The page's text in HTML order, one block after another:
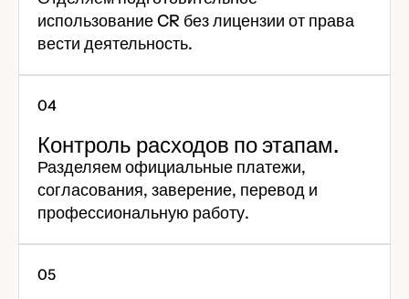
использование CR без лицензии от права
вести деятельность.
Контроль расходов по этапам.
Разделяем официальные платежи,
согласования, заверение, перевод и
профессиональную работу.